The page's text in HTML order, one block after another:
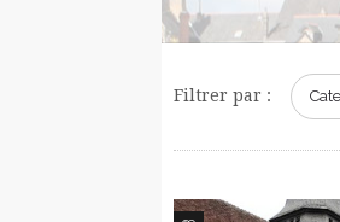
Filtrer par :